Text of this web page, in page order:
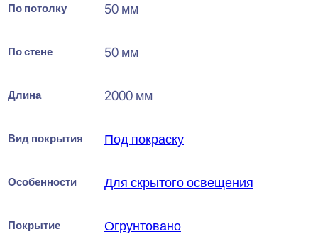
По потолку 50 мм
По стене 50 мм
Длина 2000 мм
Вид покрытия Под покраску
Особенности Для скрытого освещения
Покрытие Огрунтовано